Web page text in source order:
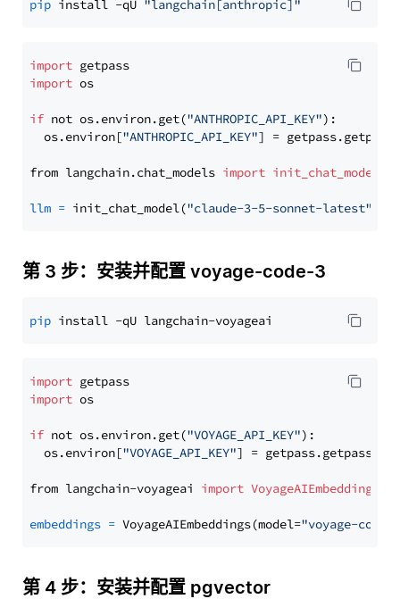
pip install -qU "langchain[anthropic]"
import
import os
if not os.environ.get("ANTHROPIC_API_KEY"):
  os.environ[
"ANTHROPIC_API_KEY"] = getpass.getpass(
from langchain.chat_models import init_chat_model
llm = init_chat_model("claude-3-5-sonnet-latest"
第 3 步：安装并配置 voyage-code-3
pip
import
import os
if not os.environ.get("VOYAGE_API_KEY"):
  os.environ[
"VOYAGE_API_KEY"] = getpass.getpass(
from langchain-voyageai import VoyageAIEmbeddings
embeddings = VoyageAIEmbeddings(model="voyage-code-
第 4 步：安装并配置 pgvector